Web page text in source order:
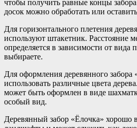
чтобы получить равные концы
досок можно обработать или
Для горизонтального плетения
используют штакетник. Расстояние
определяется в зависимости от вида
выбираете.
Для оформления деревянного
использовать различные цвета
может быть оформлен в виде
особый вид.
Деревянный забор «Ёлочка» хорошо